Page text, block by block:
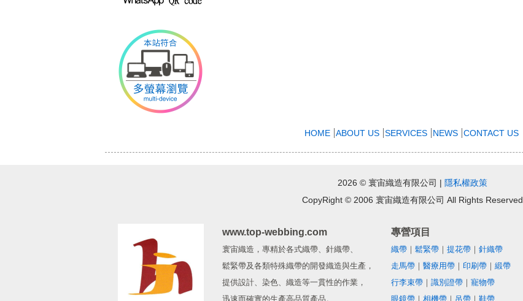
HOME ABOUT US SERVICES NEWS CONTACT US
2026 © 寰宙織造有限公司 | 隱私權政策
CopyRight © 2006 寰宙織造有限公司 All Rights Reserved
www.top-webbing.com
寰宙織造，專精於各式織帶、針織帶、
鬆緊帶及各類特殊織帶的開發織造與生產，
提供設計、染色、織造等一貫性的作業，
迅速而確實的生產高品質產品。
專營項目
織帶 ｜ 鬆緊帶 ｜ 提花帶 ｜ 針織帶
走馬帶 ｜ 醫療用帶 ｜ 印刷帶 ｜ 緞帶
行李束帶 ｜ 識別證帶 ｜ 寵物帶
眼鏡帶 ｜ 相機帶 ｜ 吊帶 ｜ 鞋帶